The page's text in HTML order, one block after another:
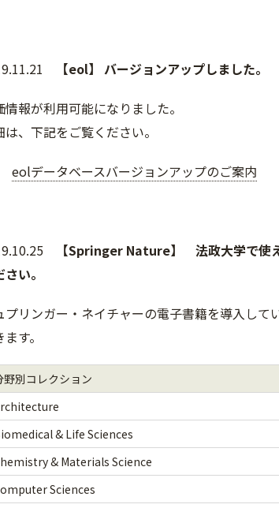
【eol】 バージョンアップしました。
情報が利用可能になりました。
は、下記をご覧ください。
eolデータベースバージョンアップのご案内
【Springer Nature】 法政大学で使
さい。
プリンガー・ネイチャーの電子書籍を導入し
す。
野別コレクション
& Life Sciences
& Materials Science
Sciences